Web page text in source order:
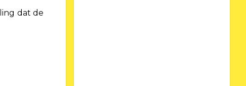
dat de